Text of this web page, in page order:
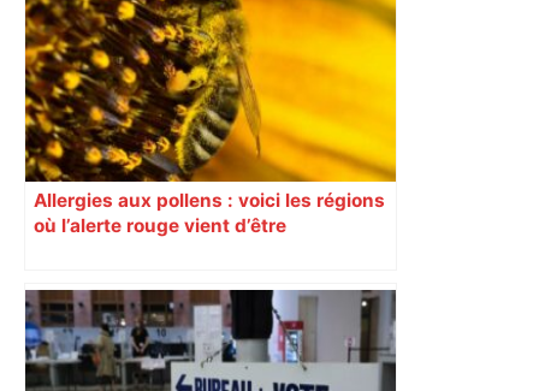
Allergies aux pollens : voici les régions
où l’alerte rouge vient d’être